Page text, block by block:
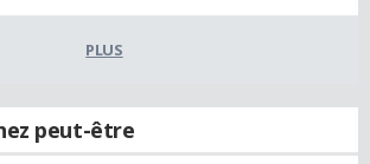
PLUS
peut-être